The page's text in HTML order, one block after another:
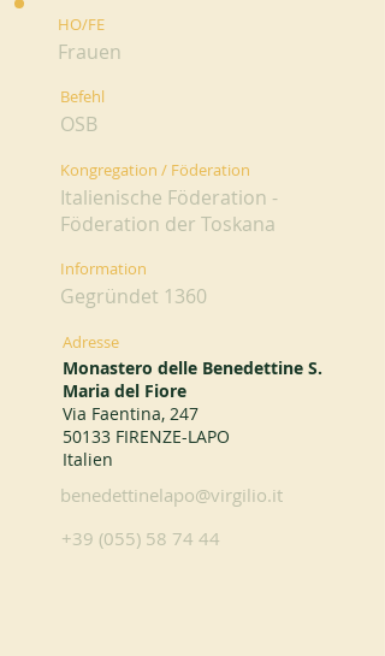
HO/FE
Frauen
Befehl
OSB
Kongregation / Föderation
Italienische Föderation -
Föderation der Toskana
Information
Gegründet 1360
Adresse
Monastero delle Benedettine S.
Maria del Fiore
Via Faentina, 247
50133 FIRENZE-LAPO
Italien
benedettinelapo@virgilio.it
+39 (055) 58 74 44